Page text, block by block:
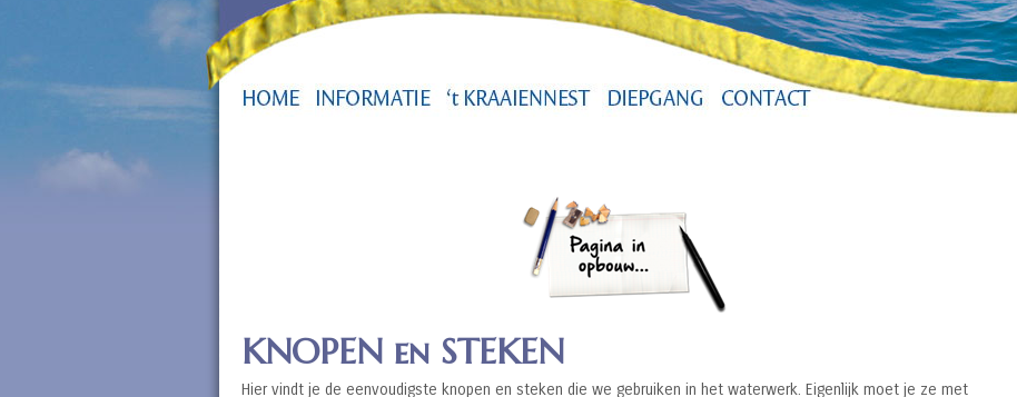
KNOPEN en STEKEN
Hier vindt je de eenvoudigste knopen en steken die we gebruiken in het waterwerk. Eigenlijk moet je ze met